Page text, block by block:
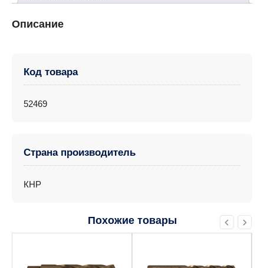
Описание
Код товара
52469
Страна производитель
КНР
Похожие товары